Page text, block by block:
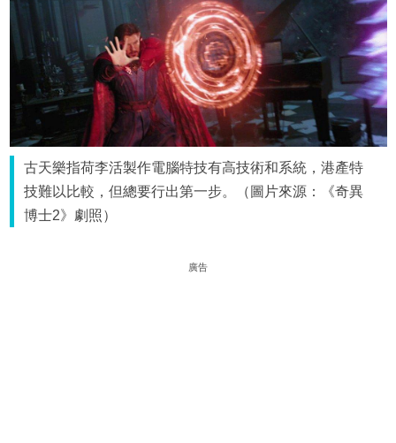
古天樂指荷李活製作電腦特技有高技術和系統，港產特
技難以比較，但總要行出第一步。（圖片來源：《奇異
博士2》劇照）
廣告